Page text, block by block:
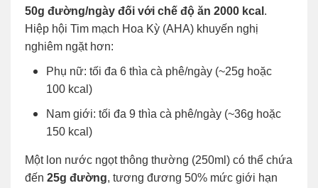
50g đường/ngày đối với chế độ ăn 2000 kcal .
Hiệp hội Tim mạch Hoa Kỳ (AHA) khuyến nghị
nghiêm ngặt hơn:
Phụ nữ: tối đa 6 thìa cà phê/ngày (~25g hoặc
100 kcal)
Nam giới: tối đa 9 thìa cà phê/ngày (~36g hoặc
150 kcal)
Một lon nước ngọt thông thường (250ml) có thể chứa
đến 25g đường, tương đương 50% mức giới hạn